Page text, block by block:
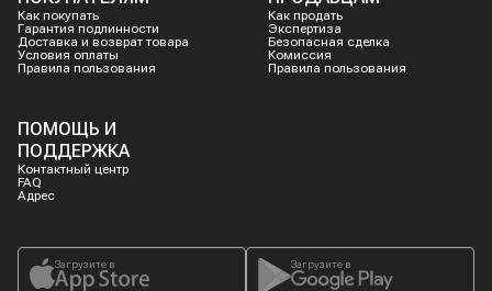
Как покупать
Гарантия подлинности
Доставка и возврат товара
Условия оплаты
Правила пользования
Как продать
Экспертиза
Безопасная сделка
Комиссия
Правила пользования
ПОМОЩЬ И
ПОДДЕРЖКА
Контактный центр
FAQ
Адрес
Загрузите в Загрузите в